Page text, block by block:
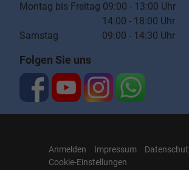
Montag bis Freitag 09:00 - 13:00 Uhr
14:00 - 18:00 Uhr
Samstag 09:00 - 14:30 Uhr
Folgen Sie uns
Anmelden Impressum
Cookie-Einstellungen